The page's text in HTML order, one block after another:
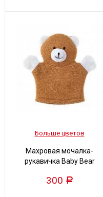
Больше цветов
Махровая мочалка-
рукавичка Baby Bear
300 Р